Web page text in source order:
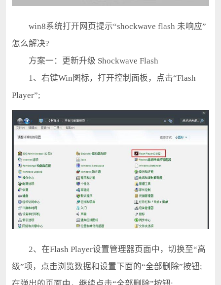
win8系统打开网页提示“shockwave flash 未响应”
怎么解决?
方案一：更新升级 Shockwave Flash
1、右键Win图标，打开控制面板，点击“Flash
Player”;
2、在Flash Player设置管理器页面中，切换至“高
级”项，点击浏览数据和设置下面的“全部删除”按钮;